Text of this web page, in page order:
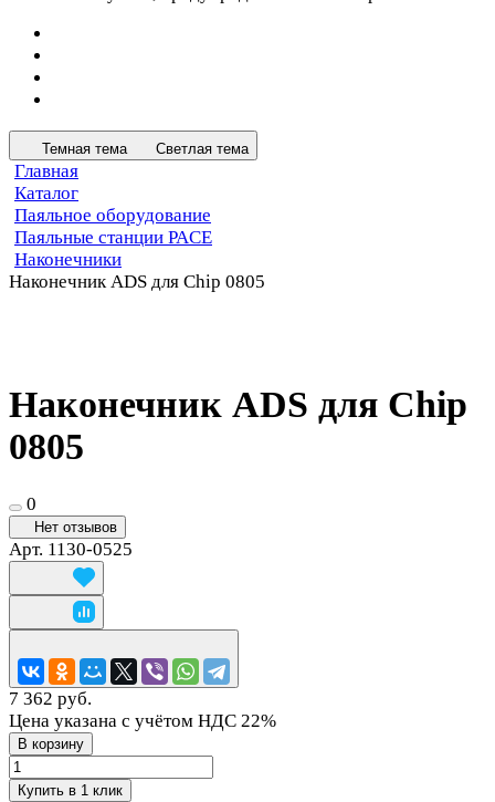
Темная тема Светлая тема
Главная
Каталог
Паяльное оборудование
Паяльные станции PACE
Наконечники
Наконечник ADS для Chip 0805
Наконечник ADS для Chip
0805
0
Нет отзывов
Арт. 1130-0525
7 362 руб.
Цена указана с учётом НДС 22%
В корзину
Купить в 1 клик